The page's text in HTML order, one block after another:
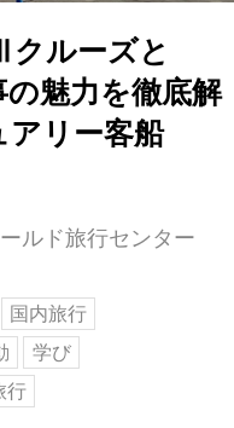
クルーズと
魅力を徹底解
アリー客船
ルド旅行センター
国内旅行
学び
行